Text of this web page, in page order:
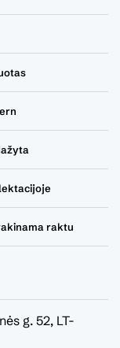
raktu
g. 52, LT-